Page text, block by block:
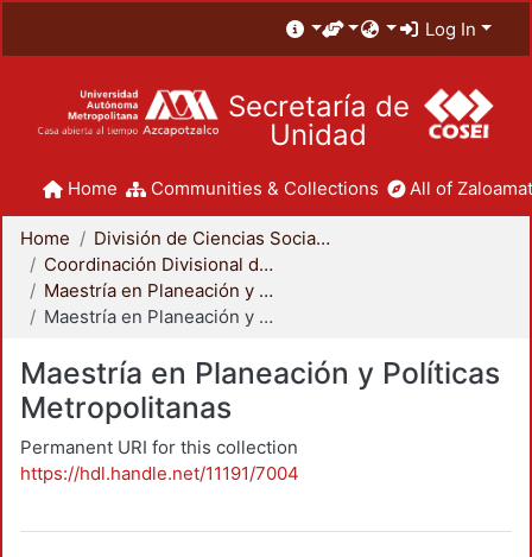
Log In
Secretaría de
Unidad
Home Communities & Collections All of
Home
División de Ciencias Sociales y Humanidades
Coordinación Divisional de Posgrado
Maestría en Planeación y Políticas Metropolitanas
Maestría en Planeación y Políticas Metropolitanas
Maestría en Planeación y Políticas
Metropolitanas
Permanent URI for this collection
https://hdl.handle.net/11191/7004